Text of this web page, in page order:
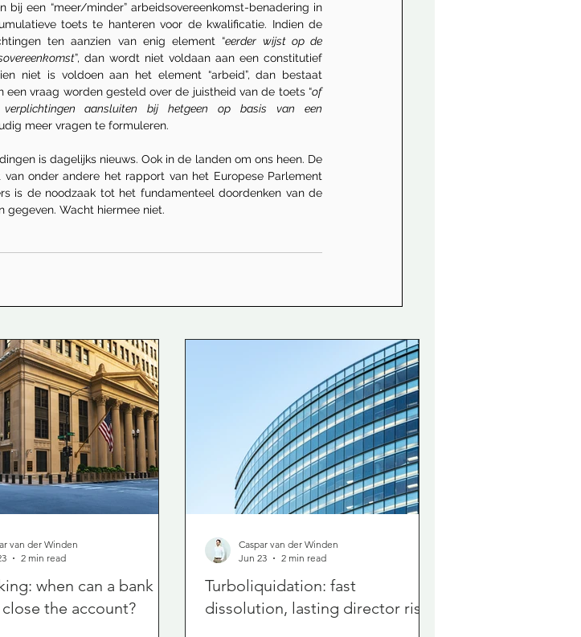
een “meer/minder” arbeidsovereenkomst-benadering in
toets te hanteren voor de kwalificatie. Indien de
ten aanzien van enig element “eerder wijst op de
”, dan wordt niet voldaan aan een constitutief
niet is voldoen aan het element “arbeid”, dan bestaat
vraag worden gesteld over de juistheid van de toets “of
aansluiten bij hetgeen op basis van een
meer vragen te formuleren.
is dagelijks nieuws. Ook in de landen om ons heen. De
onder andere het rapport van het Europese Parlement
is de noodzaak tot het fundamenteel doordenken van de
gegeven. Wacht hiermee niet.
when can a bank
the account?
van der Winden
2 min read
Turboliquidation: fast
dissolution, lasting director risk
Caspar van der Winden
Jun 23
2 min read